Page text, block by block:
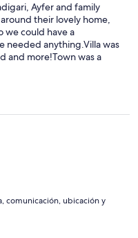
Ayfer and family
their lovely home,
we could have a
needed anything.Villa was
and more!Town was a
daily and enjoyed by
to others...
without a doubt...
comunicación, ubicación y